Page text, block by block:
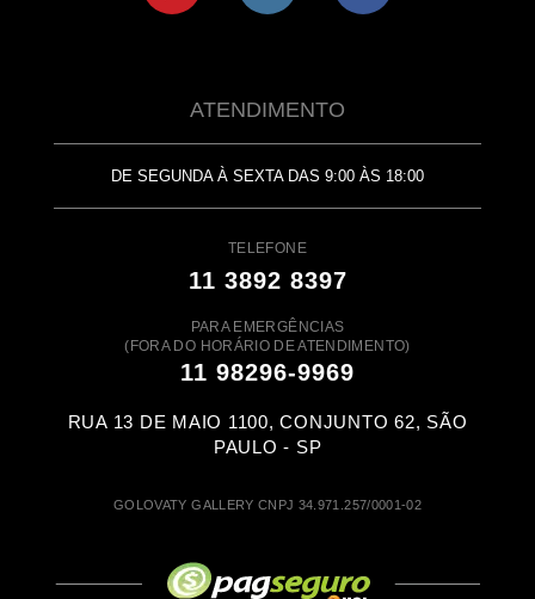
ATENDIMENTO
DE SEGUNDA À SEXTA DAS 9:00 ÀS 18:00
TELEFONE
11 3892 8397
PARA EMERGÊNCIAS
(FORA DO HORÁRIO DE ATENDIMENTO)
11 98296-9969
RUA 13 DE MAIO 1100, CONJUNTO 62, SÃO
PAULO - SP
GOLOVATY GALLERY CNPJ 34.971.257/0001-02